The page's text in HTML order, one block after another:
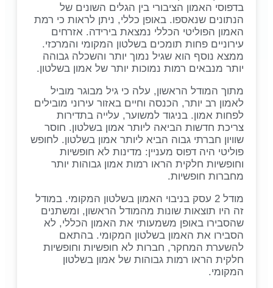
בדפוסי האמון הציבורי בין הגלים השונים של
הנתונים שנאספו. באופן כללי, ניתן לראות כי רמת
האמון הפוליטי הכללי נמצאת בירידה. אזרחים
עירוניים פחות תומכים בשלטון המקומי והמרכזי.
ממצא נוסף הוא שגיל נמוך יותר והשכלה גבוהה
יותר מנבאים רמות נמוכות יותר של אמון בשלטון.
מתוך המודל הראשון, עלה כי גיל מבוגר מוביל
לאמון רב יותר, הכנסה וחיים באזור עירוני מובילים
לפחות אמון. בניגוד למשוער, עלייה בתדירות
צריכת חדשות הביאה ליותר אמון בשלטון. חוסר
שוויון חברתי גבוה הביא ליותר אמון בשלטון. לחופש
פוליטי היה דפוס מעניין: מדינות לא חופשיות
וחופשיות חלקית הראו רמות אמון גבוהות יותר
מחברות חופשיות.
מודל 2 עסק בניבוי האמון בשלטון המקומי. במודל
זה היו תוצאות שונות מהמודל הראשון, ומשתנים
שהסבירו באופן משמעותי את האמון הכללי, לא
הסבירו את האמון בשלטון המקומי. בהתאם
להשערת המחקר, חברות לא חופשיות וחופשיות
חלקית הראו רמות גבוהות של אמון בשלטון
המקומי.